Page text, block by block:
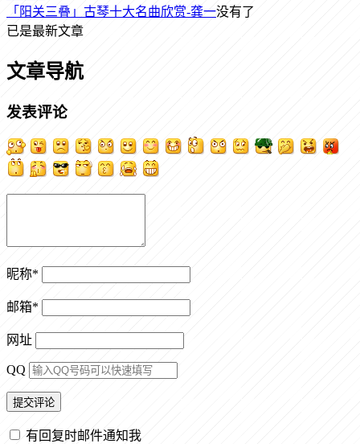
「阳关三叠」古琴十大名曲欣赏-龚一没有了
已是最新文章
文章导航
发表评论
昵称*
邮箱*
网址
QQ
有回复时邮件通知我